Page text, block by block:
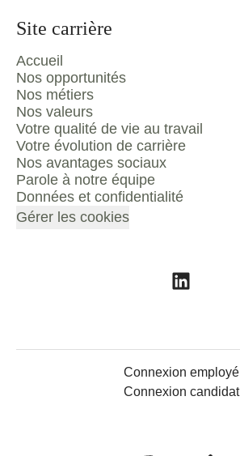
Site carrière
Accueil
Nos opportunités
Nos métiers
Nos valeurs
Votre qualité de vie au travail
Votre évolution de carrière
Nos avantages sociaux
Parole à notre équipe
Données et confidentialité
Gérer les cookies
Connexion employé
Connexion candidat